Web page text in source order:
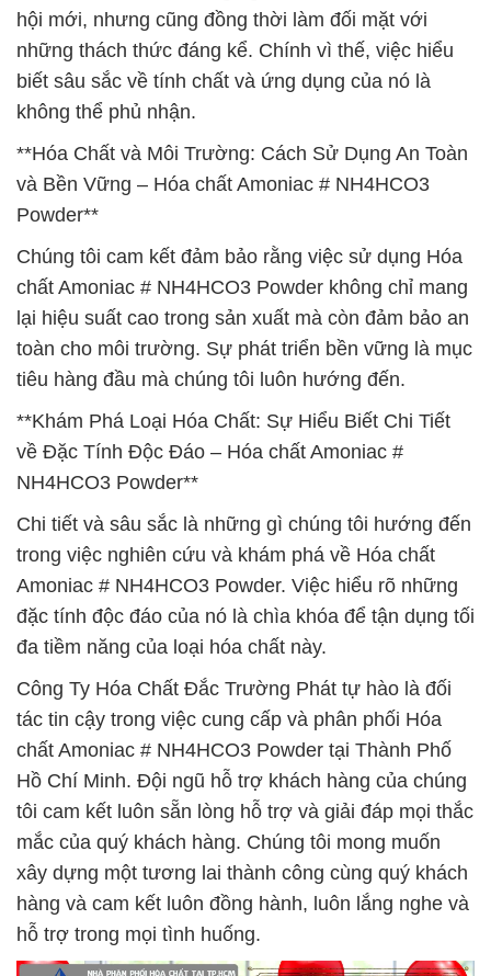
hội mới, nhưng cũng đồng thời làm đối mặt với
những thách thức đáng kể. Chính vì thế, việc hiểu
biết sâu sắc về tính chất và ứng dụng của nó là
không thể phủ nhận.
**Hóa Chất và Môi Trường: Cách Sử Dụng An Toàn
và Bền Vững – Hóa chất Amoniac # NH4HCO3
Powder**
Chúng tôi cam kết đảm bảo rằng việc sử dụng Hóa
chất Amoniac # NH4HCO3 Powder không chỉ mang
lại hiệu suất cao trong sản xuất mà còn đảm bảo an
toàn cho môi trường. Sự phát triển bền vững là mục
tiêu hàng đầu mà chúng tôi luôn hướng đến.
**Khám Phá Loại Hóa Chất: Sự Hiểu Biết Chi Tiết
về Đặc Tính Độc Đáo – Hóa chất Amoniac #
NH4HCO3 Powder**
Chi tiết và sâu sắc là những gì chúng tôi hướng đến
trong việc nghiên cứu và khám phá về Hóa chất
Amoniac # NH4HCO3 Powder. Việc hiểu rõ những
đặc tính độc đáo của nó là chìa khóa để tận dụng tối
đa tiềm năng của loại hóa chất này.
Công Ty Hóa Chất Đắc Trường Phát tự hào là đối
tác tin cậy trong việc cung cấp và phân phối Hóa
chất Amoniac # NH4HCO3 Powder tại Thành Phố
Hồ Chí Minh. Đội ngũ hỗ trợ khách hàng của chúng
tôi cam kết luôn sẵn lòng hỗ trợ và giải đáp mọi thắc
mắc của quý khách hàng. Chúng tôi mong muốn
xây dựng một tương lai thành công cùng quý khách
hàng và cam kết luôn đồng hành, luôn lắng nghe và
hỗ trợ trong mọi tình huống.